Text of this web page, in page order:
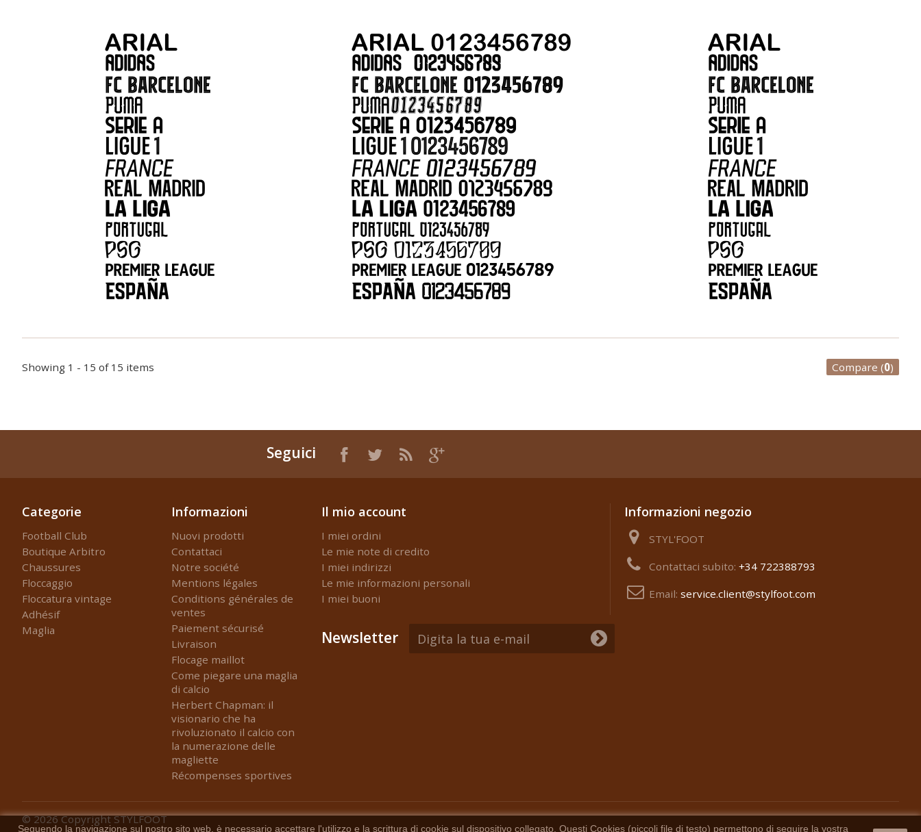
Compare (0)
Showing 1 - 15 of 15 items
Seguici
Categorie
Football Club
Boutique Arbitro
Chaussures
Floccaggio
Floccatura vintage
Adhésif
Maglia
Informazioni
Nuovi prodotti
Contattaci
Notre société
Mentions légales
Conditions générales de
ventes
Paiement sécurisé
Livraison
Flocage maillot
Come piegare una maglia
di calcio
Herbert Chapman: il
visionario che ha
rivoluzionato il calcio con
la numerazione delle
magliette
Récompenses sportives
© 2026Copyright STYLFOOT
Il mio account
I miei ordini
Le mie note di credito
I miei indirizzi
Le mie informazioni personali
I miei buoni
Informazioni negozio
STYL'FOOT
Contattaci subito:+34 722388793
Email:service.client@stylfoot.com
Seguendo la navigazione sul nostro sito web, è necessario accettare l'utilizzo e la scrittura di cookie sul dispositivo collegato. Questi Cookies (piccoli file di testo) permettono di seguire la vostra
Newsletter